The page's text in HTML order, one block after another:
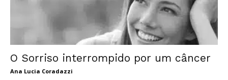
O Sorriso interrompido por um câncer
Ana Lucia Coradazzi